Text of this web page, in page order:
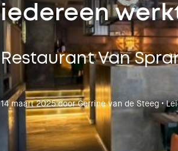
iedereen
Restaurant Van
14 maart 2025door Gerrine van de Steeg •